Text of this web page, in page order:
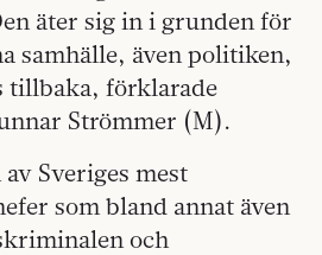
äter sig in i grunden för
samhälle, även politiken,
tillbaka, förklarade
Strömmer (M).
Sveriges mest
som bland annat även
och